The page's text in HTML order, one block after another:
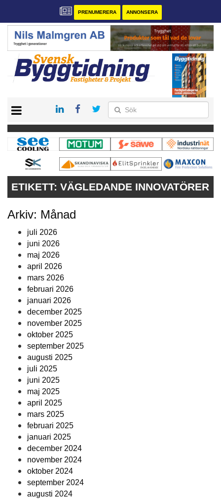
PRENUMERERA ANNONSERA
PRENUMERERA
VÅRA ANDRA MAGASIN
ANNONSERA
ETIKETT: VÄGLEDANDE INNOVATÖRER
Arkiv: Månad
juli 2026
juni 2026
maj 2026
april 2026
mars 2026
februari 2026
januari 2026
december 2025
november 2025
oktober 2025
september 2025
augusti 2025
juli 2025
juni 2025
maj 2025
april 2025
mars 2025
februari 2025
januari 2025
december 2024
november 2024
oktober 2024
september 2024
augusti 2024